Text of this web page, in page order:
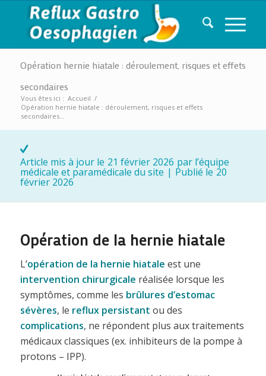
Opération hernie hiatale : déroulement, risques et effets
secondaires
Vous êtes ici : Accueil /
Opération hernie hiatale : déroulement, risques et effets
secondaires...
Article mis à jour le 21 février 2026 par l’équipe
médicale et paramédicale du site | Publié le 20
février 2026
Opération de la hernie hiatale
L’opération de la hernie hiatale est une
intervention chirurgicale réalisée lorsque les
symptômes, comme les brûlures d’estomac
sévères, le reflux persistant ou des
complications, ne répondent plus aux traitements
médicaux classiques (ex. inhibiteurs de la pompe à
protons – IPP).